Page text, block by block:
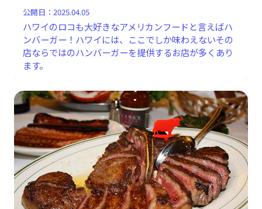
公開日：2025.04.05
ハワイのロコも大好きなアメリカンフードと言えばハ
ンバーガー！ハワイには、ここでしか味わえないその
店ならではのハンバーガーを提供するお店が多くあり
ます。